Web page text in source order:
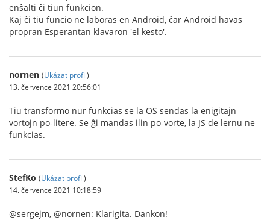
enŝalti ĉi tiun funkcion.
Kaj ĉi tiu funcio ne laboras en Android, ĉar Android havas
propran Esperantan klavaron 'el kesto'.
nornen (Ukázat profil)
13. července 2021 20:56:01
Tiu transformo nur funkcias se la OS sendas la enigitajn
vortojn po-litere. Se ĝi mandas ilin po-vorte, la JS de lernu ne
funkcias.
StefKo (Ukázat profil)
14. července 2021 10:18:59
@sergejm, @nornen: Klarigita. Dankon!